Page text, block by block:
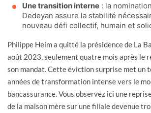
Une transition interne : la
Dedeyan assure la stabilité
nouveau défi collectif, humain et
Philippe Heim a quitté la présidence de La
août 2023, seulement quatre mois après le
son mandat. Cette éviction surprise met un
années de transformation intense vers le
bancassurance. Vous observez ici une
de la maison mère sur une filiale devenue